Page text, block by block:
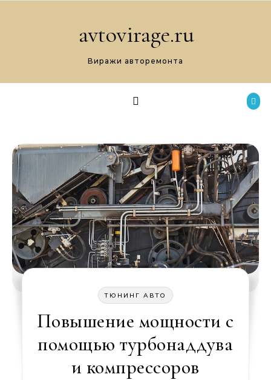
avtovirage.ru
Виражи авторемонта
ТЮНИНГ АВТО
Повышение мощности с
помощью турбонаддува
и компрессоров